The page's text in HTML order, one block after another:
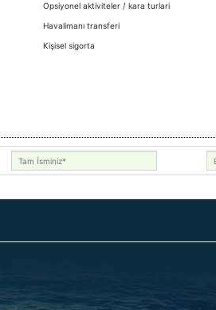
Opsiyonel aktiviteler / kara turlari
Havalimanı transferi
Kişisel sigorta